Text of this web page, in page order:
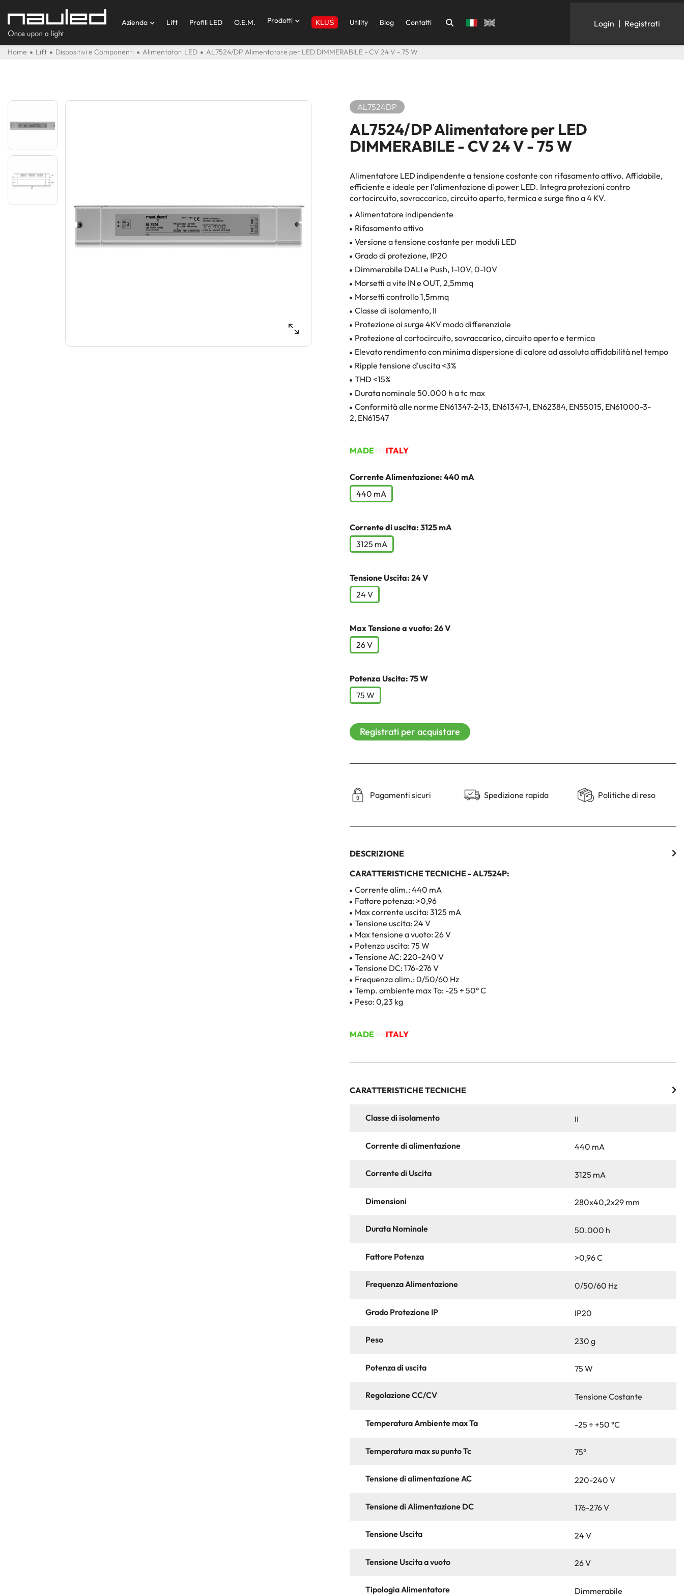
Azienda Lift Profili LED O.E.M. Prodotti KLUŚ Utility Blog Contatti Login | Registrati
Home Lift Dispositivi e Componenti Alimentatori LED AL7524/DP Alimentatore per LED DIMMERABILE - CV 24 V - 75 W
AL7524DP
AL7524/DP Alimentatore per LED
DIMMERABILE - CV 24 V - 75 W
Alimentatore LED indipendente a tensione costante con rifasamento attivo. Affidabile,
efficiente e ideale per l’alimentazione di power LED. Integra protezioni contro
cortocircuito, sovraccarico, circuito aperto, termica e surge fino a 4 KV.
Alimentatore indipendente
Rifasamento attivo
Versione a tensione costante per moduli LED
Grado di protezione, IP20
Dimmerabile DALI e Push, 1-10V, 0-10V
Morsetti a vite IN e OUT, 2,5mmq
Morsetti controllo 1,5mmq
Classe di isolamento, II
Protezione ai surge 4KV modo differenziale
Protezione al cortocircuito, sovraccarico, circuito aperto e termica
Elevato rendimento con minima dispersione di calore ad assoluta affidabilità nel tempo
Ripple tensione d'uscita <3%
THD <15%
Durata nominale 50.000 h a tc max
Conformità alle norme EN61347-2-13, EN61347-1, EN62384, EN55015, EN61000-3-
2, EN61547
MADE ITALY
Corrente Alimentazione: 440 mA
440 mA
Corrente di uscita: 3125 mA
3125 mA
Tensione Uscita: 24 V
24 V
Max Tensione a vuoto: 26 V
26 V
Potenza Uscita: 75 W
75 W
Registrati per acquistare
Pagamenti sicuri Spedizione rapida Politiche di reso
DESCRIZIONE
CARATTERISTICHE TECNICHE- AL7524P:
Corrente alim.: 440 mA
Fattore potenza: >0,96
Max corrente uscita: 3125 mA
Tensione uscita: 24 V
Max tensione a vuoto: 26 V
Potenza uscita: 75 W
Tensione AC: 220-240 V
Tensione DC: 176-276 V
Frequenza alim.: 0/50/60 Hz
Temp. ambiente max Ta: -25 ÷ 50° C
Peso: 0,23 kg
MADE ITALY
CARATTERISTICHE TECNICHE
Classe di isolamento II
Corrente di alimentazione 440 mA
Corrente di Uscita 3125 mA
Dimensioni 280x40,2x29 mm
Durata Nominale 50.000 h
Fattore Potenza >0,96 C
Frequenza Alimentazione 0/50/60 Hz
Grado Protezione IP IP20
Peso 230 g
Potenza di uscita 75 W
Regolazione CC/CV Tensione Costante
Temperatura Ambiente max Ta -25 ÷ +50 °C
Temperatura max su punto Tc 75°
Tensione di alimentazione AC 220-240 V
Tensione di Alimentazione DC 176-276 V
Tensione Uscita 24 V
Tensione Uscita a vuoto 26 V
Tipologia Alimentatore Dimmerabile